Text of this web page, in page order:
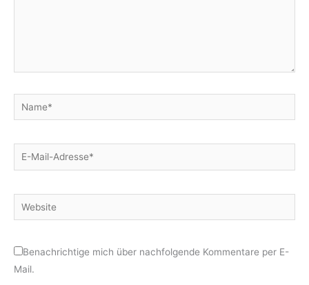
Name*
E-
Mail-
Website
Benachrichtige mich über nachfolgende Kommentare per E-
Mail.